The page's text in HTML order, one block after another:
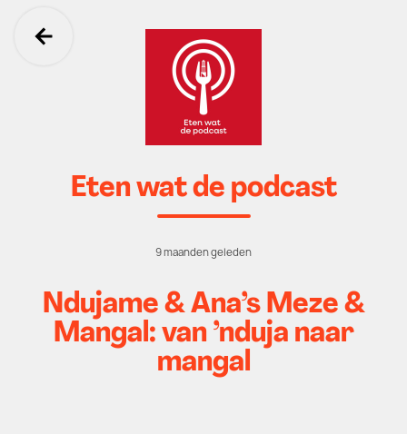
Ga terug
Eten wat de podcast
9 maanden geleden
Ndujame & Ana’s Meze &
Mangal: van ’nduja naar
mangal